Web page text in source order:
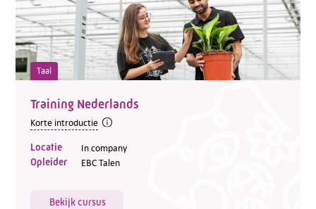
Taal
Training Nederlands
Korte introductie
Locatie In company
Opleider EBC Talen
Bekijk cursus